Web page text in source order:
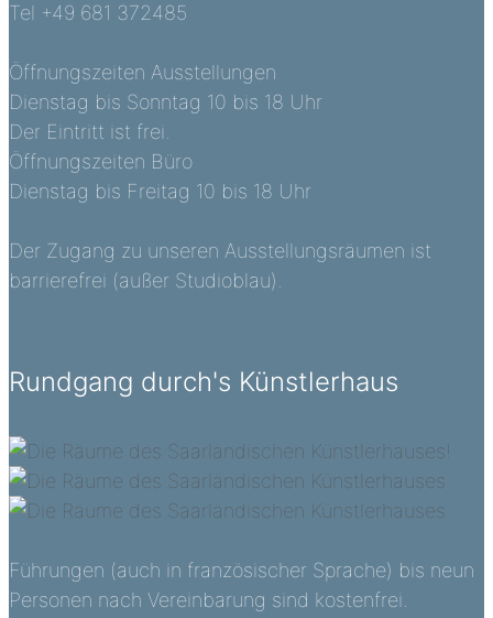
Tel +49 681 372485
Öffnungszeiten Ausstellungen
Dienstag bis Sonntag 10 bis 18 Uhr
Der Eintritt ist frei.
Öffnungszeiten Büro
Dienstag bis Freitag 10 bis 18 Uhr
Der Zugang zu unseren Ausstellungsräumen ist
barrierefrei (außer Studioblau).
Rundgang durch's Künstlerhaus
Führungen (auch in französischer Sprache) bis neun
Personen nach Vereinbarung sind kostenfrei.